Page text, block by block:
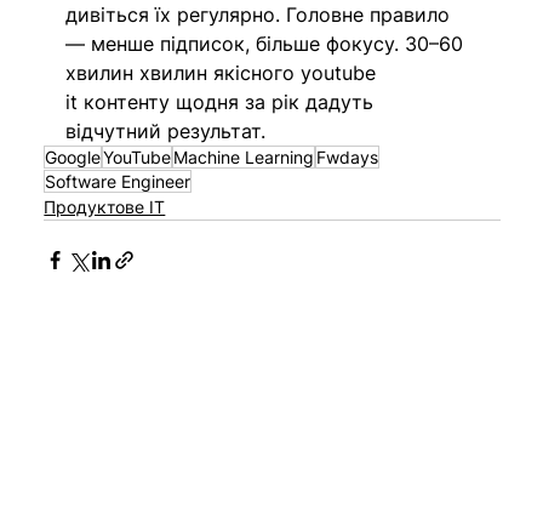
дивіться їх регулярно. Головне правило
— менше підписок, більше фокусу. 30–60
хвилин хвилин якісного youtube
it контенту щодня за рік дадуть
відчутний результат.
GoogleYouTubeMachine Learning Fwdays
Software Engineer
Продуктове IT